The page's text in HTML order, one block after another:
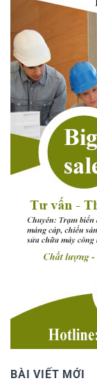
BÀI VIẾT MỚI